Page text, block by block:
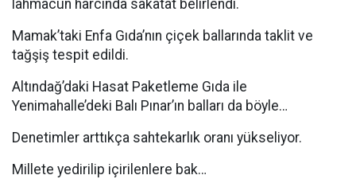
lahmacun harcında sakatat belirlendi.
Mamak’taki Enfa Gıda’nın çiçek ballarında taklit ve
tağşiş tespit edildi.
Altındağ’daki Hasat Paketleme Gıda ile
Yenimahalle’deki Balı Pınar’ın balları da böyle…
Denetimler arttıkça sahtekarlık oranı yükseliyor.
Millete yedirilip içirilenlere bak…